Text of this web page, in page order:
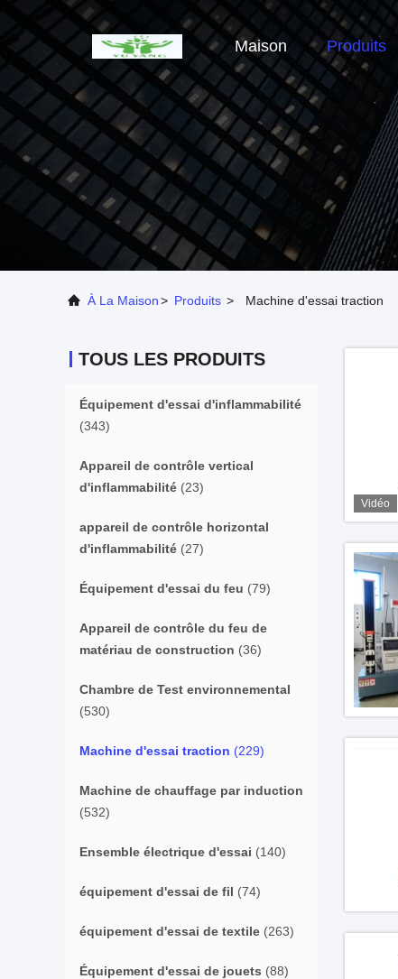
Maison Produits
À La Maison> Produits > Machine d'essai traction
TOUS LES PRODUITS
Équipement d'essai d'inflammabilité
(343)
Appareil de contrôle vertical
d'inflammabilité (23)
appareil de contrôle horizontal
d'inflammabilité (27)
Équipement d'essai du feu (79)
Appareil de contrôle du feu de
matériau de construction (36)
Chambre de Test environnemental
(530)
Machine d'essai traction (229)
Machine de chauffage par induction
(532)
Ensemble électrique d'essai (140)
équipement d'essai de fil (74)
équipement d'essai de textile (263)
Équipement d'essai de jouets (88)
Vidéo